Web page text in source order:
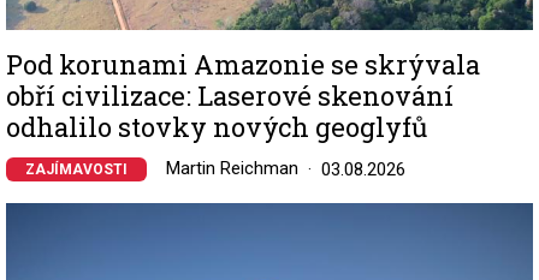
Pod korunami Amazonie se skrývala
obří civilizace: Laserové skenování
odhalilo stovky nových geoglyfů
ZAJÍMAVOSTI Martin Reichman 03.08.2026